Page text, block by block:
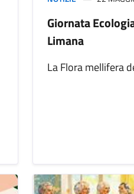
Giornata
Limana
La Flora mellifera